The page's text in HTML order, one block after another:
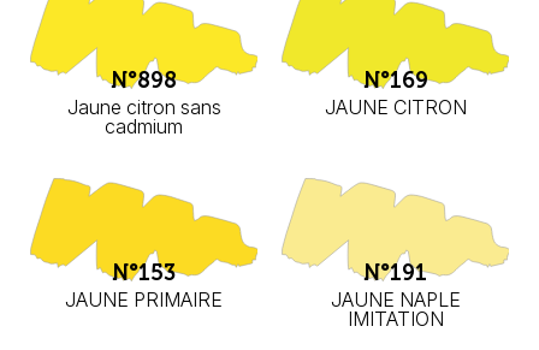
N°898
Jaune citron sans
cadmium
N°169
JAUNE CITRON
N°153
JAUNE PRIMAIRE
N°191
JAUNE NAPLE
IMITATION